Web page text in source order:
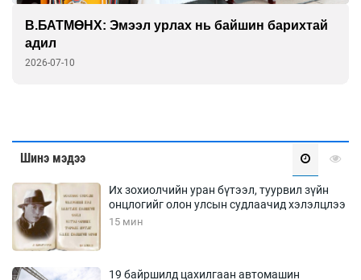
В.БАТМӨНХ: Эмээл урлах нь байшин барихтай
адил
2026-07-10
Шинэ мэдээ
Их зохиолчийн уран бүтээл, туурвил зүйн
онцлогийг олон улсын судлаачид хэлэлцлээ
15 мин
19 байршилд цахилгаан автомашин